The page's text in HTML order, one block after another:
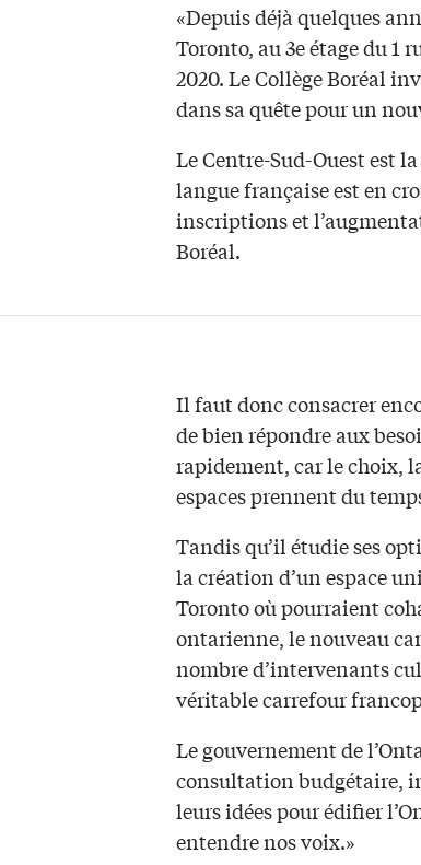
«Depuis déjà quelques
Toronto, au 3e étage du 1
2020. Le Collège Boréal
dans sa quête pour un
Le Centre-Sud-Ouest est
langue française est en
inscriptions et
Boréal.
Il faut donc consacrer
de bien répondre aux
rapidement, car le choix,
espaces prennent du
Tandis qu’il étudie ses
la création d’un espace
Toronto où pourraient
ontarienne, le nouveau
nombre d’intervenants
véritable carrefour
Le gouvernement de
consultation budgétaire,
leurs idées pour édifier
entendre nos voix.»